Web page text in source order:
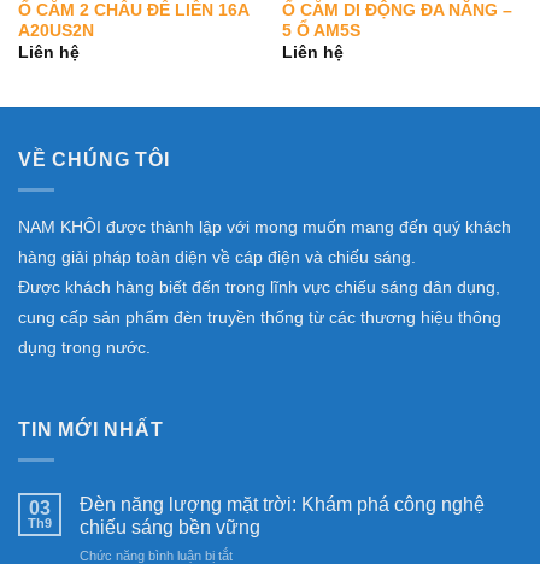
Ổ CẮM 2 CHẤU ĐẾ LIỀN 16A
A20US2N
Liên hệ
Ổ CẮM DI ĐỘNG ĐA NĂNG –
5 Ổ AM5S
Liên hệ
VỀ CHÚNG TÔI
NAM KHÔI được thành lập với mong muốn mang đến quý khách
hàng giải pháp toàn diện về cáp điện và chiếu sáng.
Được khách hàng biết đến trong lĩnh vực chiếu sáng dân dụng,
cung cấp sản phẩm đèn truyền thống từ các thương hiệu thông
dụng trong nước.
TIN MỚI NHẤT
03
Th9
Đèn năng lượng mặt trời: Khám phá công nghệ
chiếu sáng bền vững
Chức năng bình luận bị tắtở